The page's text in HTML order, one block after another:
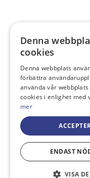
Denna
cookies
Denna webbplats
förbättra
använda vår
cookies i enlighet med
mer
ENDAST
VISA